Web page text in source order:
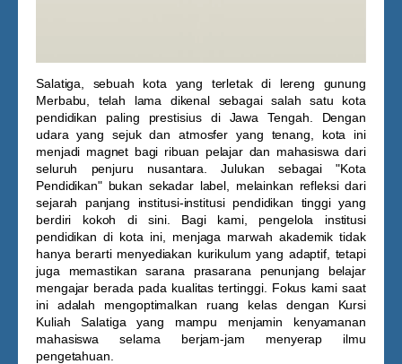
Salatiga, sebuah kota yang terletak di lereng gunung
Merbabu, telah lama dikenal sebagai salah satu kota
pendidikan paling prestisius di Jawa Tengah. Dengan
udara yang sejuk dan atmosfer yang tenang, kota ini
menjadi magnet bagi ribuan pelajar dan mahasiswa dari
seluruh penjuru nusantara. Julukan sebagai "Kota
Pendidikan" bukan sekadar label, melainkan refleksi dari
sejarah panjang institusi-institusi pendidikan tinggi yang
berdiri kokoh di sini. Bagi kami, pengelola institusi
pendidikan di kota ini, menjaga marwah akademik tidak
hanya berarti menyediakan kurikulum yang adaptif, tetapi
juga memastikan sarana prasarana penunjang belajar
mengajar berada pada kualitas tertinggi. Fokus kami saat
ini adalah mengoptimalkan ruang kelas dengan Kursi
Kuliah Salatiga yang mampu menjamin kenyamanan
mahasiswa selama berjam-jam menyerap ilmu
pengetahuan.